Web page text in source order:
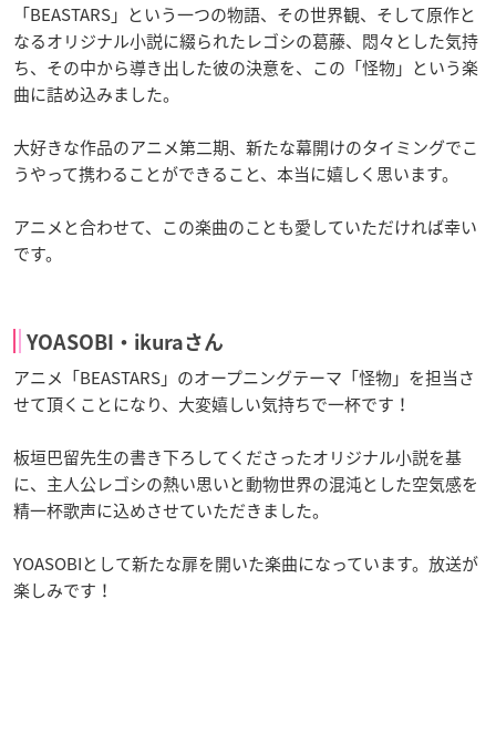
「BEASTARS」という一つの物語、その世界観、そして原作と
なるオリジナル小説に綴られたレゴシの葛藤、悶々とした気持
ち、その中から導き出した彼の決意を、この「怪物」という楽
曲に詰め込みました。
大好きな作品のアニメ第二期、新たな幕開けのタイミングでこ
うやって携わることができること、本当に嬉しく思います。
アニメと合わせて、この楽曲のことも愛していただければ幸い
です。
YOASOBI・ikuraさん
アニメ「BEASTARS」のオープニングテーマ「怪物」を担当さ
せて頂くことになり、大変嬉しい気持ちで一杯です！
板垣巴留先生の書き下ろしてくださったオリジナル小説を基
に、主人公レゴシの熱い思いと動物世界の混沌とした空気感を
精一杯歌声に込めさせていただきました。
YOASOBIとして新たな扉を開いた楽曲になっています。放送が
楽しみです！